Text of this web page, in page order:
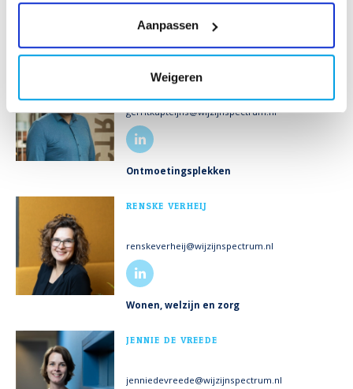
Aanpassen
Weigeren
GERRIT KAPTEIJNS
Ontmoetingsplekken
gerritkapteijns@wijzijnspectrum.nl
RENSKE VERHEIJ
Wonen, welzijn en zorg
renskeverheij@wijzijnspectrum.nl
JENNIE DE VREEDE
jenniedevreede@wijzijnspectrum.nl